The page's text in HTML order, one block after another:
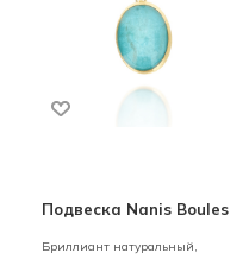
Подвеска Nanis Boules
Бриллиант натуральный,